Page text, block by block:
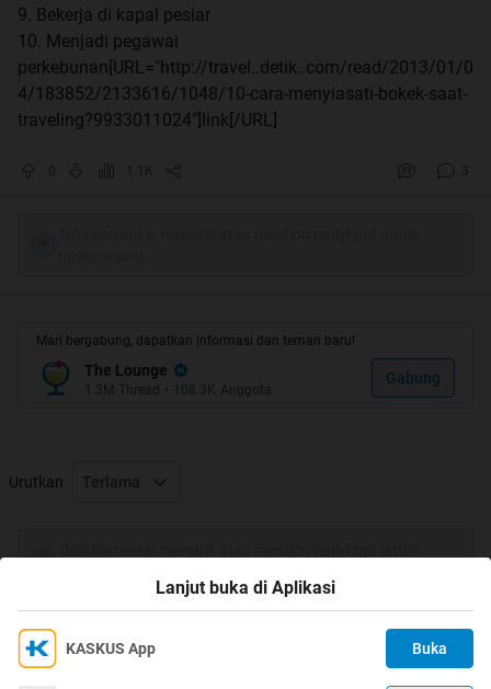
9. Bekerja di kapal pesiar
10. Menjadi pegawai
perkebunan[URL="http://travel..detik..com/read/2013/01/0
4/183852/2133616/1048/10-cara-menyiasati-bokek-saat-
traveling?9933011024"]link[/URL]
3
Mari bergabung, dapatkan informasi dan teman baru!
The Lounge
1.3M Thread • 108.3K Anggota
Gabung
Urutkan Terlama
Ikuti KASKUS di
Kami menggunakan Cookies
Lanjut buka di Aplikasi
KASKUS App Buka